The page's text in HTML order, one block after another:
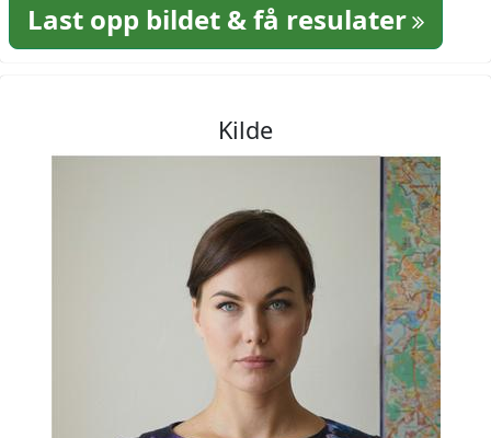
Last opp bildet & få resulater
Kilde